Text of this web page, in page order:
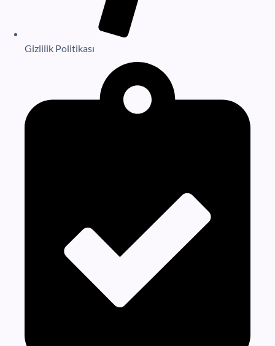
Gizlilik Politikası